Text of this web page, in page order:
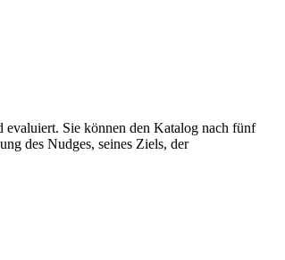
evaluiert. Sie können den Katalog nach fünf
des Nudges, seines Ziels, der